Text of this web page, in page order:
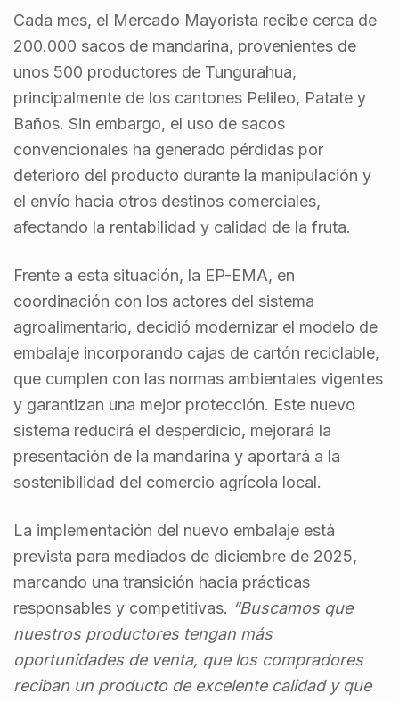
Cada mes, el Mercado Mayorista recibe cerca de
200.000 sacos de mandarina, provenientes de
unos 500 productores de Tungurahua,
principalmente de los cantones Pelileo, Patate y
Baños. Sin embargo, el uso de sacos
convencionales ha generado pérdidas por
deterioro del producto durante la manipulación y
el envío hacia otros destinos comerciales,
afectando la rentabilidad y calidad de la fruta.
Frente a esta situación, la EP-EMA, en
coordinación con los actores del sistema
agroalimentario, decidió modernizar el modelo de
embalaje incorporando cajas de cartón reciclable,
que cumplen con las normas ambientales vigentes
y garantizan una mejor protección. Este nuevo
sistema reducirá el desperdicio, mejorará la
presentación de la mandarina y aportará a la
sostenibilidad del comercio agrícola local.
La implementación del nuevo embalaje está
prevista para mediados de diciembre de 2025,
marcando una transición hacia prácticas
responsables y competitivas. “Buscamos que
nuestros productores tengan más
oportunidades de venta, que los compradores
reciban un producto de excelente calidad y que